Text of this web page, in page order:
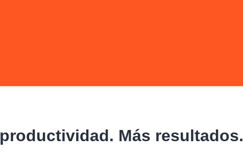
Más resultados.